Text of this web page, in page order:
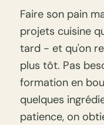
Faire son pain
projets cuisine
tard - et qu'on
plus tôt. Pas
formation en
quelques
patience, on